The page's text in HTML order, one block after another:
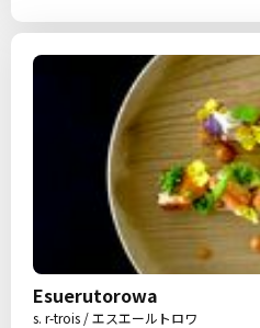
Esuerutorowa
s. r-trois / エスエールトロワ